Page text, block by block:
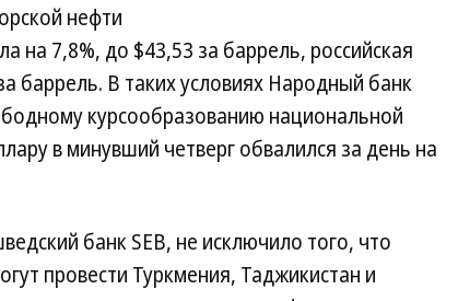
нефти
на 7,8%, до $43,53 за баррель, российская
баррель. В таких условиях Народный банк
курсообразованию национальной
в минувший четверг обвалился за день на
банк SEB, не исключило того, что
провести Туркмения, Таджикистан и